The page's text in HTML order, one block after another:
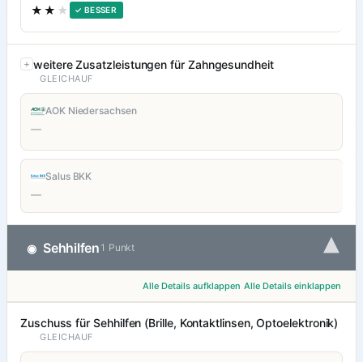
★★ ★ ✓ BESSER
weitere Zusatzleistungen für Zahngesundheit
GLEICHAUF
AOK Niedersachsen
—
Salus BKK
—
◉ Sehhilfen 1 Punkt ▾
Alle Details aufklappen Alle Details einklappen
Zuschuss für Sehhilfen (Brille, Kontaktlinsen, Optoelektronik)
GLEICHAUF